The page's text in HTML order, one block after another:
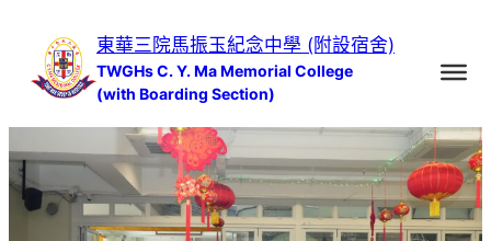
容
東華三院馬振玉紀念中學 (附設宿舍)
TWGHs C. Y. Ma Memorial College
(with Boarding Section)